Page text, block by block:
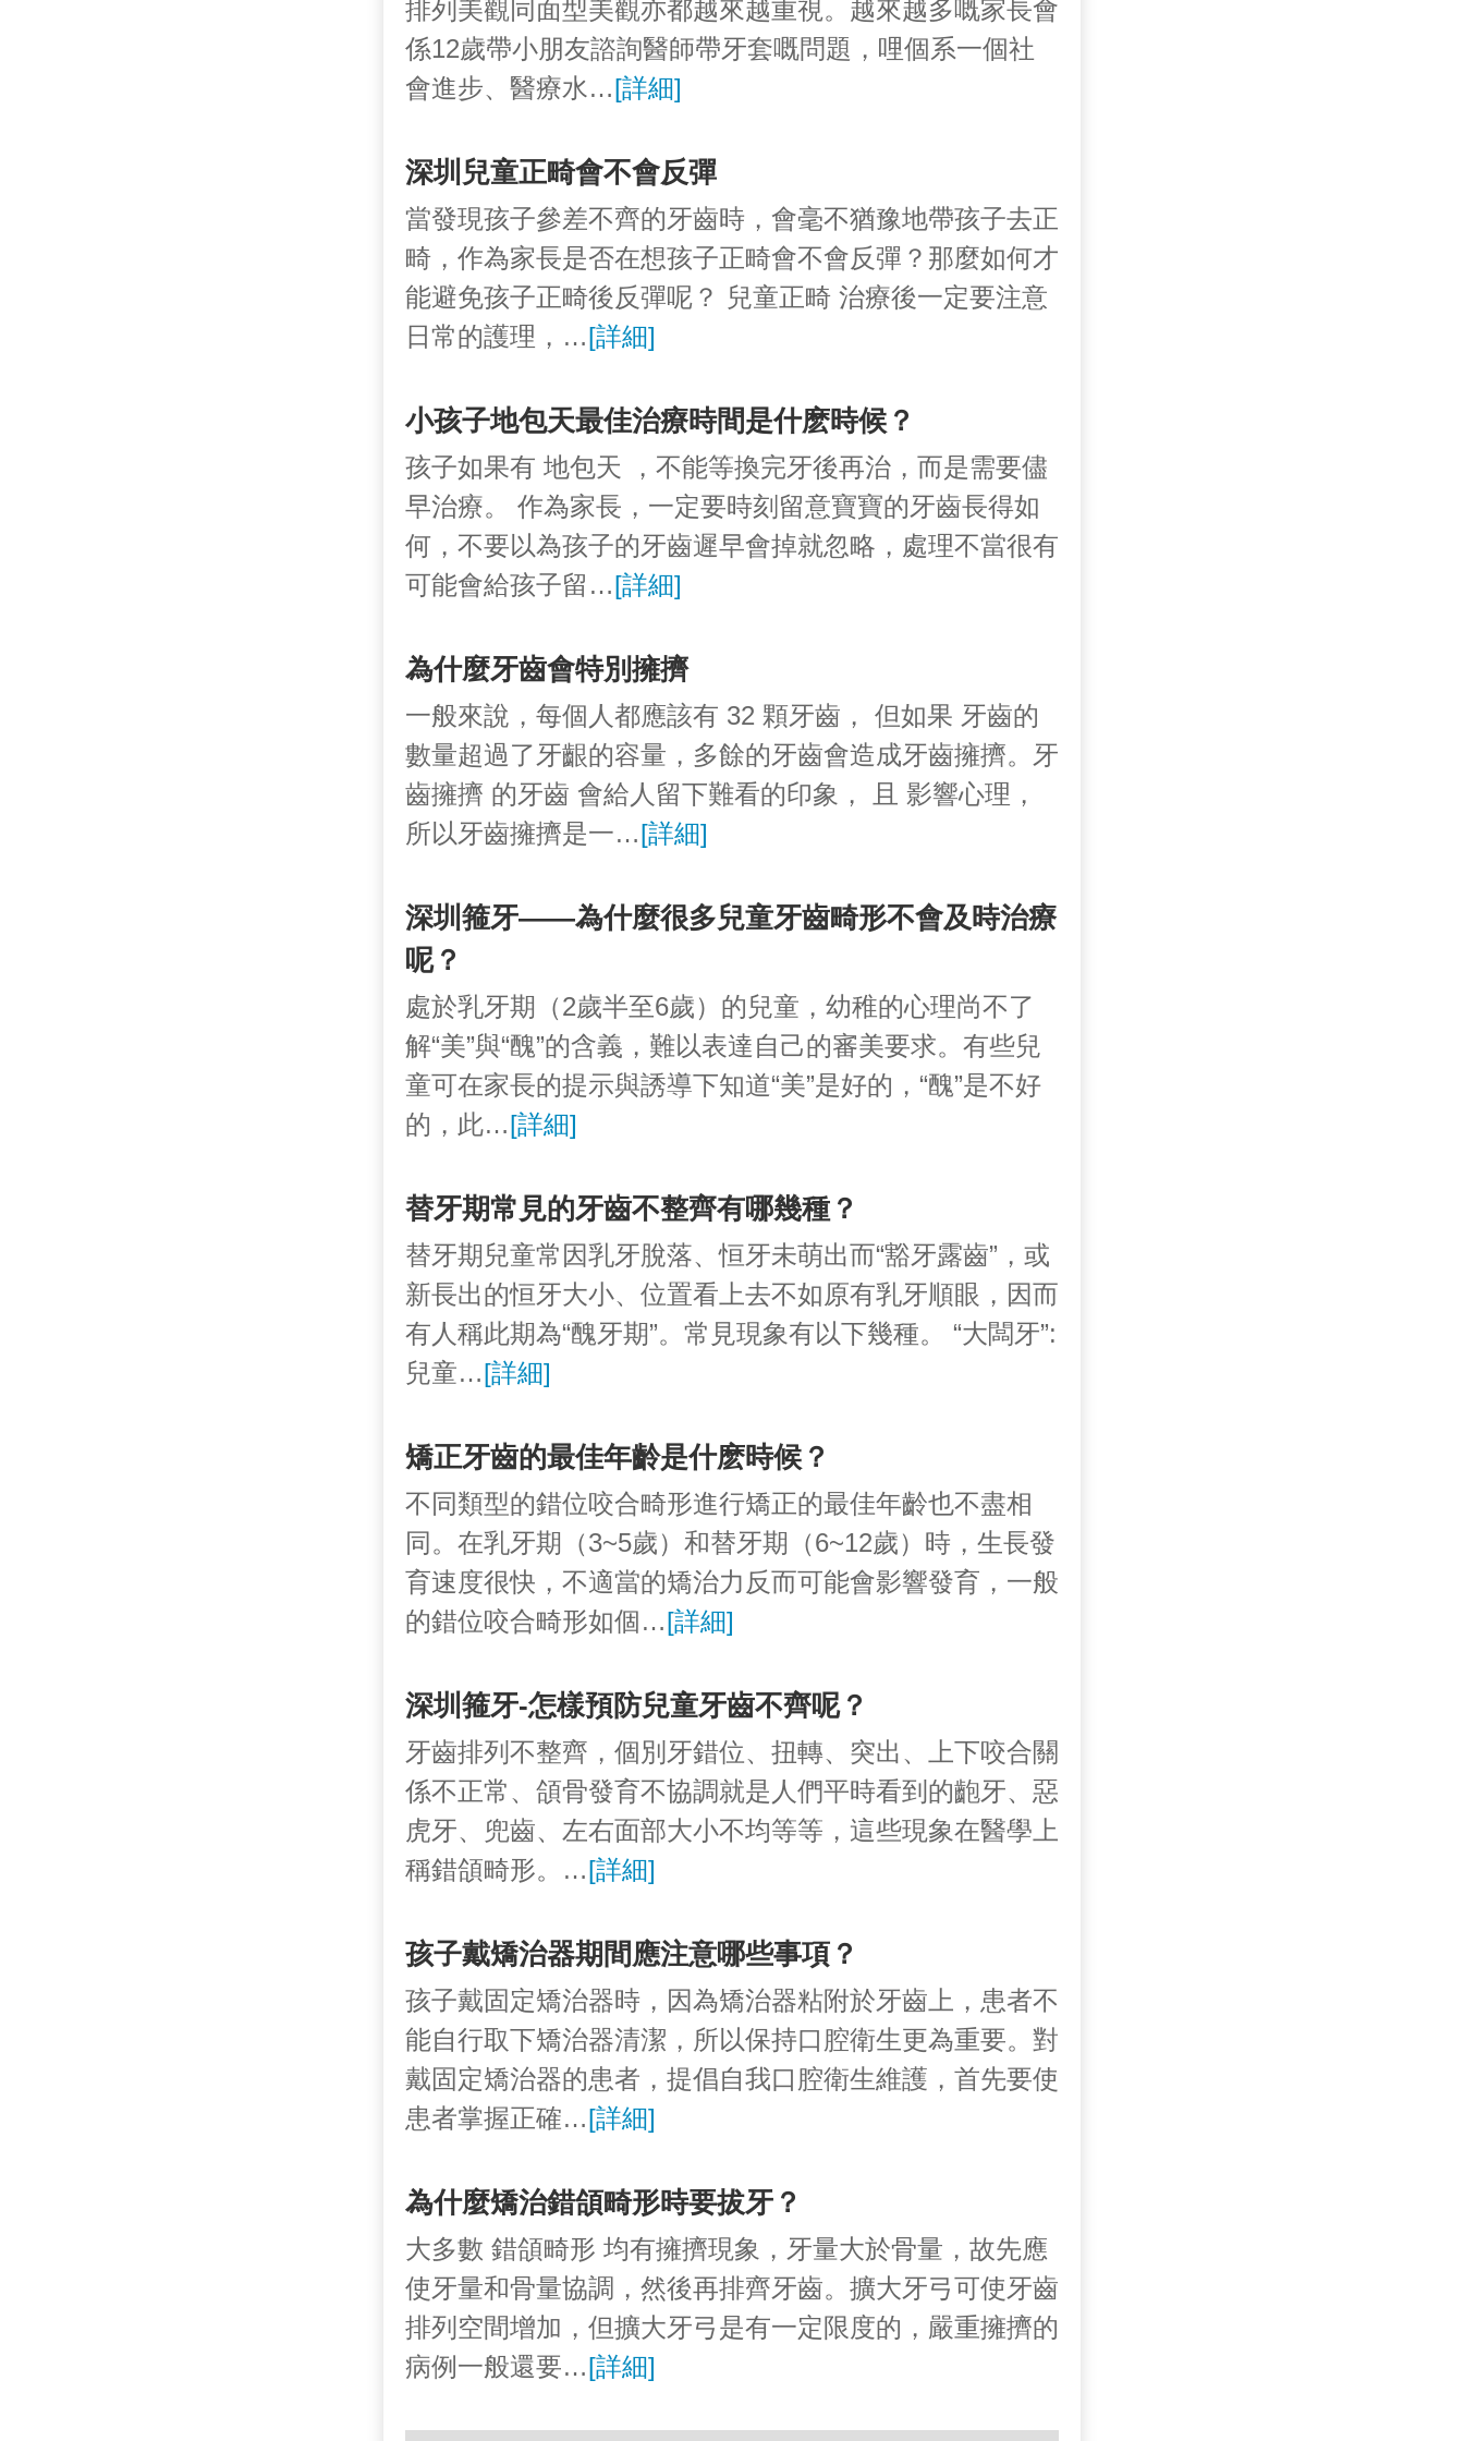
排列美觀同面型美觀亦都越來越重視。越來越多嘅家長會
係12歲帶小朋友諮詢醫師帶牙套嘅問題，哩個系一個社
會進步、醫療水…[詳細]
深圳兒童正畸會不會反彈
當發現孩子參差不齊的牙齒時，會毫不猶豫地帶孩子去正
畸，作為家長是否在想孩子正畸會不會反彈？那麼如何才
能避免孩子正畸後反彈呢？ 兒童正畸 治療後一定要注意
日常的護理，…[詳細]
小孩子地包天最佳治療時間是什麽時候？
孩子如果有 地包天 ，不能等換完牙後再治，而是需要儘
早治療。 作為家長，一定要時刻留意寶寶的牙齒長得如
何，不要以為孩子的牙齒遲早會掉就忽略，處理不當很有
可能會給孩子留…[詳細]
為什麼牙齒會特別擁擠
一般來說，每個人都應該有 32 顆牙齒， 但如果 牙齒的
數量超過了牙齦的容量，多餘的牙齒會造成牙齒擁擠。牙
齒擁擠 的牙齒 會給人留下難看的印象， 且 影響心理，
所以牙齒擁擠是一…[詳細]
深圳箍牙——為什麼很多兒童牙齒畸形不會及時治療
呢？
處於乳牙期（2歲半至6歲）的兒童，幼稚的心理尚不了
解“美”與“醜”的含義，難以表達自己的審美要求。有些兒
童可在家長的提示與誘導下知道“美”是好的，“醜”是不好
的，此…[詳細]
替牙期常見的牙齒不整齊有哪幾種？
替牙期兒童常因乳牙脫落、恒牙未萌出而“豁牙露齒”，或
新長出的恒牙大小、位置看上去不如原有乳牙順眼，因而
有人稱此期為“醜牙期”。常見現象有以下幾種。 “大闆牙”:
兒童…[詳細]
矯正牙齒的最佳年齡是什麽時候？
不同類型的錯位咬合畸形進行矯正的最佳年齡也不盡相
同。在乳牙期（3~5歲）和替牙期（6~12歲）時，生長發
育速度很快，不適當的矯治力反而可能會影響發育，一般
的錯位咬合畸形如個…[詳細]
深圳箍牙-怎樣預防兒童牙齒不齊呢？
牙齒排列不整齊，個別牙錯位、扭轉、突出、上下咬合關
係不正常、頜骨發育不協調就是人們平時看到的齙牙、惡
虎牙、兜齒、左右面部大小不均等等，這些現象在醫學上
稱錯頜畸形。…[詳細]
孩子戴矯治器期間應注意哪些事項？
孩子戴固定矯治器時，因為矯治器粘附於牙齒上，患者不
能自行取下矯治器清潔，所以保持口腔衛生更為重要。對
戴固定矯治器的患者，提倡自我口腔衛生維護，首先要使
患者掌握正確…[詳細]
為什麼矯治錯頜畸形時要拔牙？
大多數 錯頜畸形 均有擁擠現象，牙量大於骨量，故先應
使牙量和骨量協調，然後再排齊牙齒。擴大牙弓可使牙齒
排列空間增加，但擴大牙弓是有一定限度的，嚴重擁擠的
病例一般還要…[詳細]